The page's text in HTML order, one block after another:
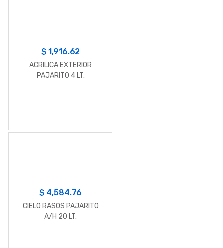
$1,916.62
ACRILICA EXTERIOR
PAJARITO 4 LT.
$ 4,584.76
CIELO RASOS PAJARITO
A/H 20 LT.